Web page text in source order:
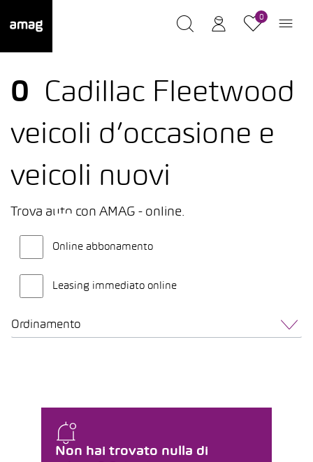
0
0
Cadillac Fleetwood
veicoli d’occasione e
veicoli nuovi
Trova auto con AMAG - online.
Online abbonamento
Leasing immediato online
Ordinamento
Non hai trovato nulla di